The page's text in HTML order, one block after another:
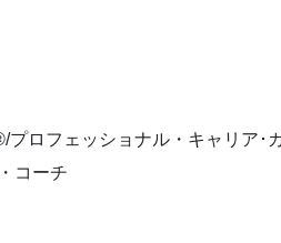
ロフェッショナル・キャリア･
コーチ